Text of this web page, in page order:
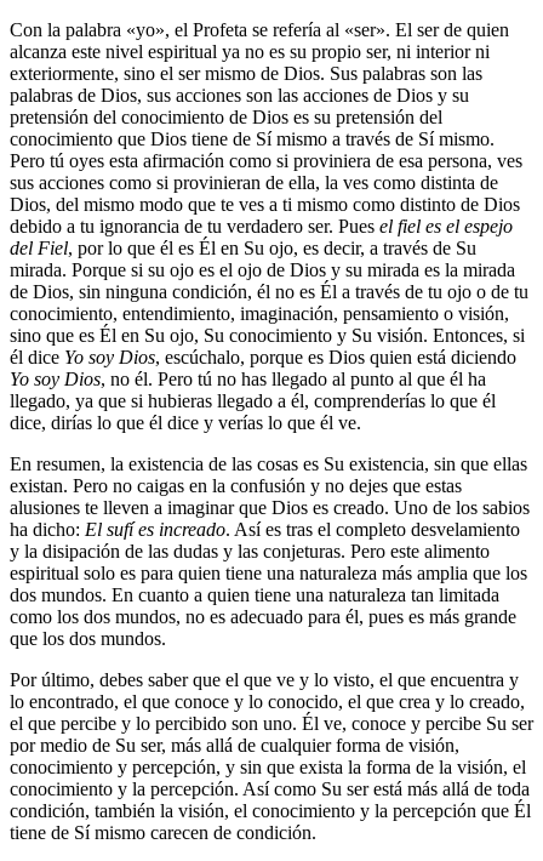
Con la palabra «yo», el Profeta se refería al «ser». El ser de quien
alcanza este nivel espiritual ya no es su propio ser, ni interior ni
exteriormente, sino el ser mismo de Dios. Sus palabras son las
palabras de Dios, sus acciones son las acciones de Dios y su
pretensión del conocimiento de Dios es su pretensión del
conocimiento que Dios tiene de Sí mismo a través de Sí mismo.
Pero tú oyes esta afirmación como si proviniera de esa persona, ves
sus acciones como si provinieran de ella, la ves como distinta de
Dios, del mismo modo que te ves a ti mismo como distinto de Dios
debido a tu ignorancia de tu verdadero ser. Pues el fiel es el espejo
del Fiel, por lo que él es Él en Su ojo, es decir, a través de Su
mirada. Porque si su ojo es el ojo de Dios y su mirada es la mirada
de Dios, sin ninguna condición, él no es Él a través de tu ojo o de tu
conocimiento, entendimiento, imaginación, pensamiento o visión,
sino que es Él en Su ojo, Su conocimiento y Su visión. Entonces, si
él dice Yo soy Dios, escúchalo, porque es Dios quien está diciendo
Yo soy Dios, no él. Pero tú no has llegado al punto al que él ha
llegado, ya que si hubieras llegado a él, comprenderías lo que él
dice, dirías lo que él dice y verías lo que él ve.
En resumen, la existencia de las cosas es Su existencia, sin que ellas
existan. Pero no caigas en la confusión y no dejes que estas
alusiones te lleven a imaginar que Dios es creado. Uno de los sabios
ha dicho: El sufí es increado. Así es tras el completo desvelamiento
y la disipación de las dudas y las conjeturas. Pero este alimento
espiritual solo es para quien tiene una naturaleza más amplia que los
dos mundos. En cuanto a quien tiene una naturaleza tan limitada
como los dos mundos, no es adecuado para él, pues es más grande
que los dos mundos.
Por último, debes saber que el que ve y lo visto, el que encuentra y
lo encontrado, el que conoce y lo conocido, el que crea y lo creado,
el que percibe y lo percibido son uno. Él ve, conoce y percibe Su ser
por medio de Su ser, más allá de cualquier forma de visión,
conocimiento y percepción, y sin que exista la forma de la visión, el
conocimiento y la percepción. Así como Su ser está más allá de toda
condición, también la visión, el conocimiento y la percepción que Él
tiene de Sí mismo carecen de condición.